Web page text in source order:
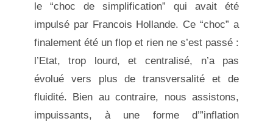
le “choc de simplification” qui avait été
impulsé par Francois Hollande. Ce “choc” a
finalement été un flop et rien ne s’est passé :
l’Etat, trop lourd, et centralisé, n’a pas
évolué vers plus de transversalité et de
fluidité. Bien au contraire, nous assistons,
impuissants, à une forme d’”inflation